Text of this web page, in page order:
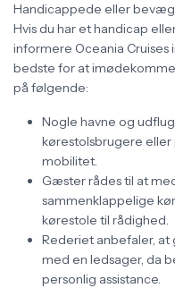
Handicappede eller
Hvis du har et handicap
informere Oceania Cruises
bedste for at
på følgende:
Nogle havne og
kørestolsbrugere
mobilitet.
Gæster rådes til at
sammenklappelige
kørestole til rådighed.
Rederiet anbefaler,
med en ledsager, da
personlig assistance.